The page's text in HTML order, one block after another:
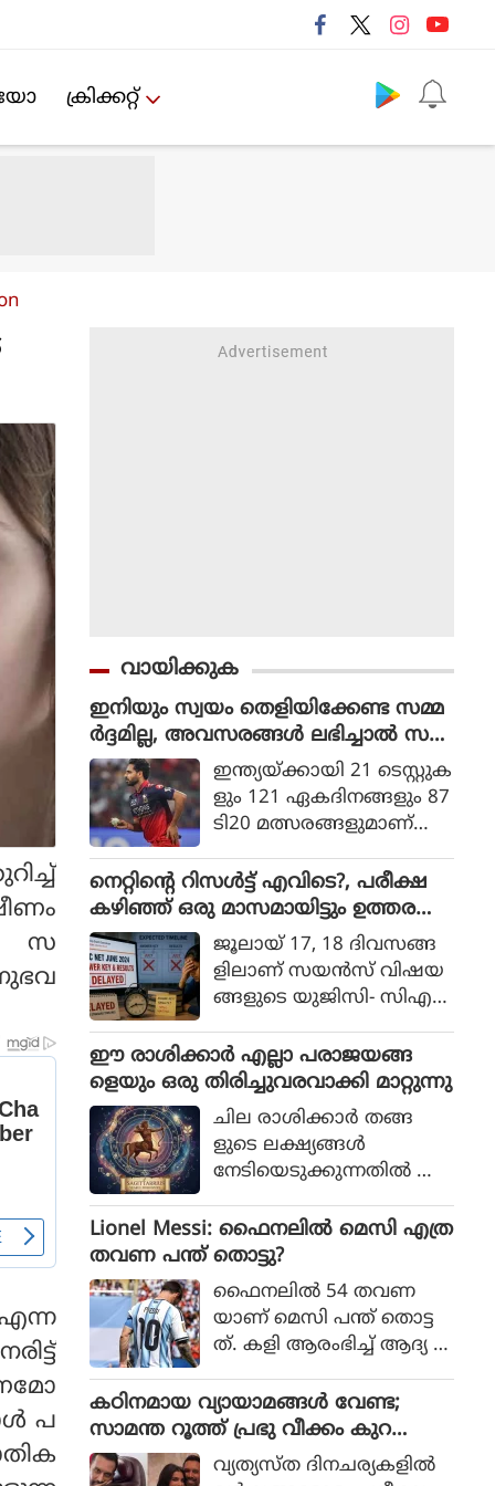
ക്രിക്കറ്റ്‌
സ
പ
വായിക്കുക
ഇനിയും സ്വയം തെളിയിക്കേണ്ട സമ്മ
ർദ്ദമില്ല, അവസരങ്ങൾ ലഭിച്ചാൽ സ
ന്തോഷം അത്രമാത്രം : ഭുവനേശ്വർ
കുമാർ
ഇന്ത്യയ്ക്കായി 21 ടെസ്റ്റുക
ളും 121 ഏകദിനങ്ങളും 87
ടി20 മത്സരങ്ങളുമാണ്
ളിച്ചിട്ടുള്ളത്.
നെറ്റിൻ്റെ റിസൾട്ട് എവിടെ?, പരീക്ഷ
കഴിഞ്ഞ് ഒരു മാസമായിട്ടും ഉത്തര
സൂചിക പോലുമില്ല, ആശങ്കയിൽ
വിദ്യാർഥികൾ
ജൂലായ് 17, 18 ദിവസങ്ങ
ളിലാണ് സയന്‍സ് വിഷയ
ങ്ങളുടെ യുജിസി- സിഎ
കള്‍ നടന്നത്.
ഈ രാശിക്കാര്‍ എല്ലാ പരാജയങ്ങ
ളെയും ഒരു തിരിച്ചുവരവാക്കി മാറ്റുന്നു
ചില രാശിക്കാര്‍ തങ്ങ
ളുടെ ലക്ഷ്യങ്ങള്‍
നേടിയെടുക്കുന്നതില്‍ അ
മുള്ളവരുമാണെന്ന് പറയ
പ്പെടുന്നു. എത്ര പരാജയ
ങ്ങള്‍ നേരിട്ടാലും അവര്‍
തങ്ങളുടെ സ്വപ്നങ്ങള്‍
സാക്ഷാത്കരിക്കാന്‍ ശ്ര
മിച്ചുകൊണ്ടിരിക്കും.
Lionel Messi: ഫൈനലിൽ മെസി എത്ര
തവണ പന്ത് തൊട്ടു?
ഫൈനലിൽ 54 തവണ
യാണ് മെസി പന്ത് തൊട്ട
ത്. കളി ആരംഭിച്ച് ആദ്യ 1
ച്ച് മാത്രം
കഠിനമായ വ്യായാമങ്ങള്‍ വേണ്ട;
സാമന്ത റൂത്ത് പ്രഭു വീക്കം കുറ
യ്ക്കുന്നതിനുള്ള ഏഴ് പ്രഭാത ശീലങ്ങ
വ്യത്യസ്ത ദിനചര്യകളില്‍